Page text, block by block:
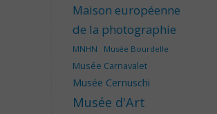
Maison européenne
de la photographie
MNHN Musée Bourdelle
Musée Carnavalet
Musée Cernuschi
Musée d'Art